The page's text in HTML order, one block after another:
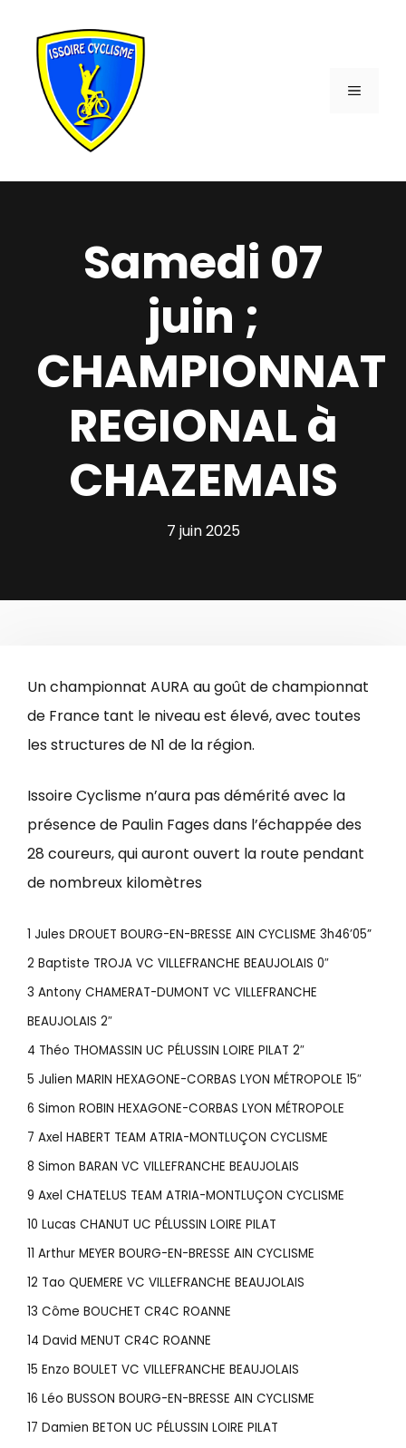
contenu
MENU
Samedi 07
juin ;
CHAMPIONNAT
REGIONAL à
CHAZEMAIS
7 juin 2025
Un championnat AURA au goût de championnat
de France tant le niveau est élevé, avec toutes
les structures de N1 de la région.
Issoire Cyclisme n’aura pas démérité avec la
présence de Paulin Fages dans l’échappée des
28 coureurs, qui auront ouvert la route pendant
de nombreux kilomètres
1 Jules DROUET BOURG-EN-BRESSE AIN CYCLISME 3h46’05”
2 Baptiste TROJA VC VILLEFRANCHE BEAUJOLAIS 0″
3 Antony CHAMERAT-DUMONT VC VILLEFRANCHE
BEAUJOLAIS 2″
4 Théo THOMASSIN UC PÉLUSSIN LOIRE PILAT 2″
5 Julien MARIN HEXAGONE-CORBAS LYON MÉTROPOLE 15″
6 Simon ROBIN HEXAGONE-CORBAS LYON MÉTROPOLE
7 Axel HABERT TEAM ATRIA-MONTLUÇON CYCLISME
8 Simon BARAN VC VILLEFRANCHE BEAUJOLAIS
9 Axel CHATELUS TEAM ATRIA-MONTLUÇON CYCLISME
10 Lucas CHANUT UC PÉLUSSIN LOIRE PILAT
11 Arthur MEYER BOURG-EN-BRESSE AIN CYCLISME
12 Tao QUEMERE VC VILLEFRANCHE BEAUJOLAIS
13 Côme BOUCHET CR4C ROANNE
14 David MENUT CR4C ROANNE
15 Enzo BOULET VC VILLEFRANCHE BEAUJOLAIS
16 Léo BUSSON BOURG-EN-BRESSE AIN CYCLISME
17 Damien BETON UC PÉLUSSIN LOIRE PILAT